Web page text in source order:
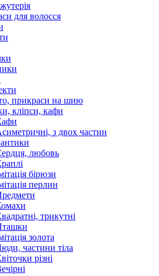
для волосся
прикраси на шию
кліпси, кафи
з двох частин
любовь
бірюзи
перлин
трикутні
золота
частини тіла
різні